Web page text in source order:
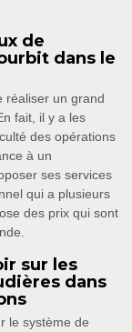
de
dans le
réaliser un grand
fait, il y a les
des opérations
à un
ses services
qui a plusieurs
des prix qui sont
sur les
dans
le système de